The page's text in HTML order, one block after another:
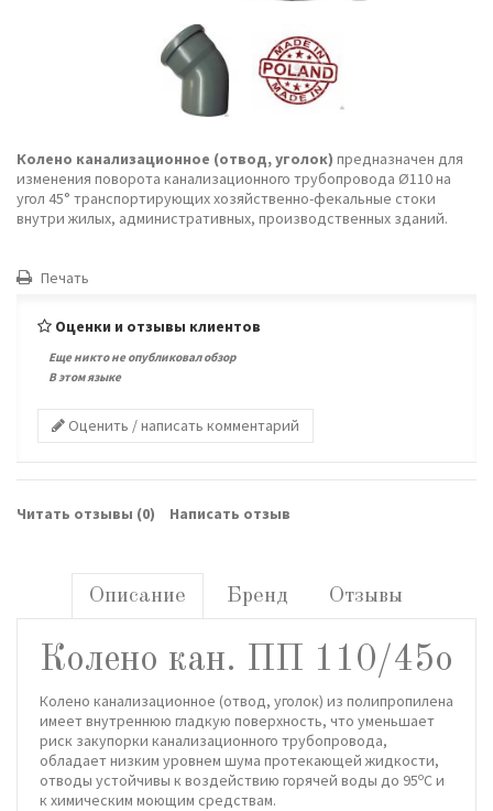
Колено канализационное (отвод, уголок) предназначен для
изменения поворота канализационного трубопровода Ø110 на
угол 45° транспортирующих хозяйственно-фекальные стоки
внутри жилых, административных, производственных зданий.
Печать
Оценки и отзывы клиентов
Еще никто не опубликовал обзор
В этом языке
Оценить / написать комментарий
Читать отзывы (0) Написать отзыв
Описание Бренд Отзывы
Колено кан. ПП 110/45о
Колено канализационное (отвод, уголок) из полипропилена
имеет внутреннюю гладкую поверхность, что уменьшает
риск закупорки канализационного трубопровода,
обладает низким уровнем шума протекающей жидкости,
отводы устойчивы к воздействию горячей воды до 95оС и
к химическим моющим средствам.